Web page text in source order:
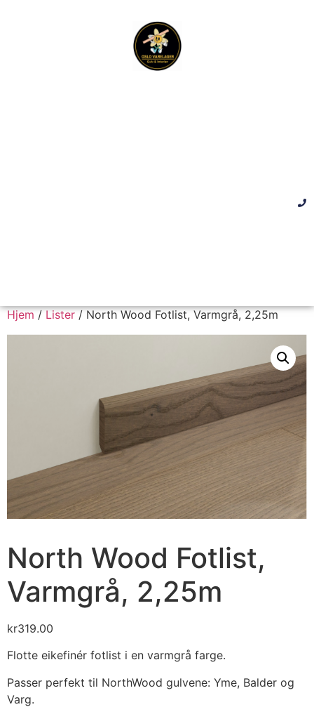
Hjem/Lister/ North Wood Fotlist, Varmgrå, 2,25m
North Wood Fotlist,
Varmgrå, 2,25m
kr319.00
Flotte eikefinér fotlist i en varmgrå farge.
Passer perfekt til NorthWood gulvene: Yme, Balder og
Varg.